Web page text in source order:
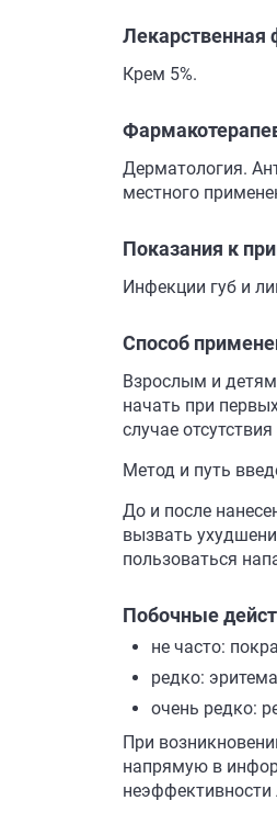
Лекарственная
Крем 5%.
Дерматология.
местного
Показания к
Инфекции губ и
Способ
Взрослым и
начать при
случае
Метод и путь
До и после
вызвать
пользоваться
Побочные
не часто:
редко:
очень редко:
При
напрямую в
неэффективности